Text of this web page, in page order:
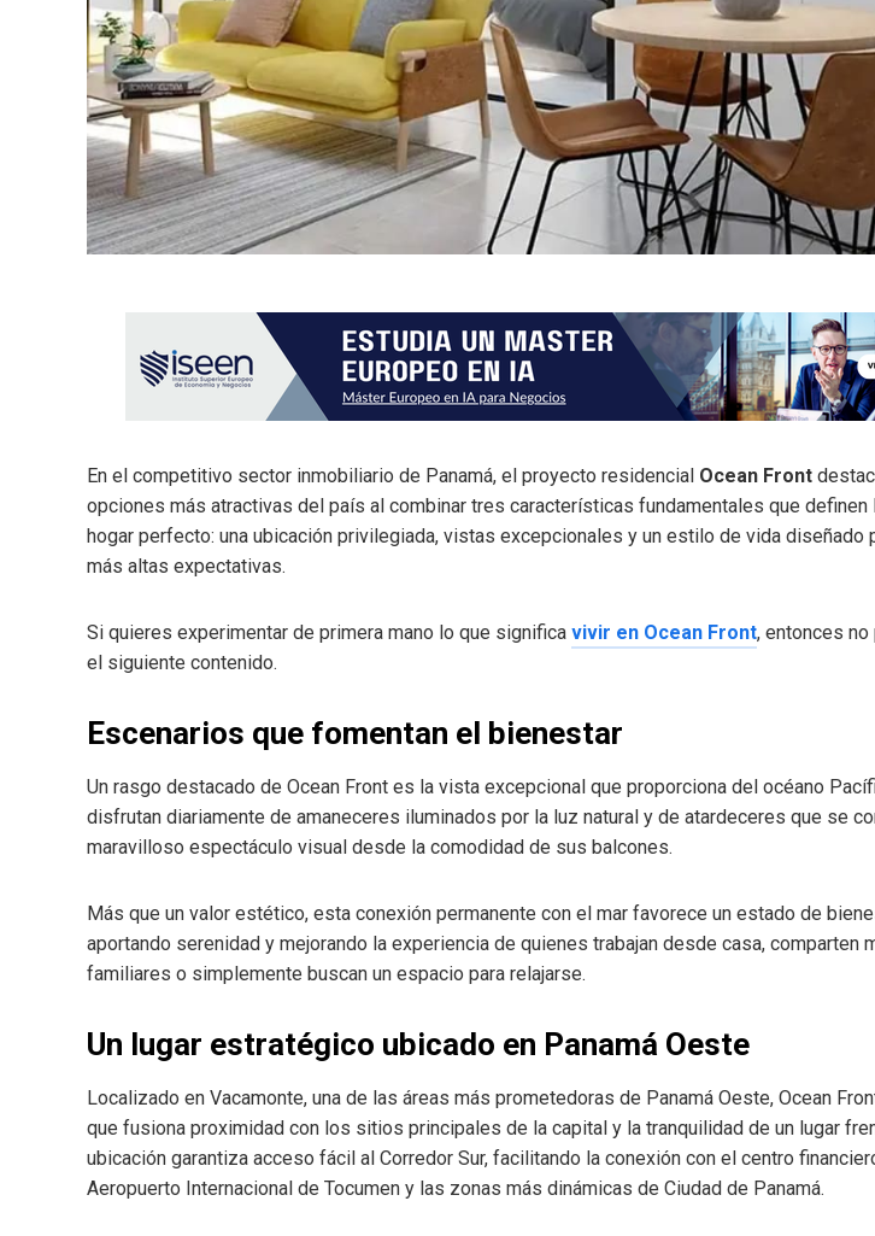
En el competitivo sector inmobiliario de Panamá, el proyecto residencial Ocean Front
opciones más atractivas del país al combinar tres características fundamentales que definen
hogar perfecto: una ubicación privilegiada, vistas excepcionales y un estilo de vida diseñado
más altas expectativas.
Si quieres experimentar de primera mano lo que significa vivir en Ocean Front, entonces
el siguiente contenido.
Escenarios que fomentan el bienestar
Un rasgo destacado de Ocean Front es la vista excepcional que proporciona del océano
disfrutan diariamente de amaneceres iluminados por la luz natural y de atardeceres que se
maravilloso espectáculo visual desde la comodidad de sus balcones.
Más que un valor estético, esta conexión permanente con el mar favorece un estado de
aportando serenidad y mejorando la experiencia de quienes trabajan desde casa, comparten
familiares o simplemente buscan un espacio para relajarse.
Un lugar estratégico ubicado en Panamá Oeste
Localizado en Vacamonte, una de las áreas más prometedoras de Panamá Oeste, Ocean
que fusiona proximidad con los sitios principales de la capital y la tranquilidad de un lugar
ubicación garantiza acceso fácil al Corredor Sur, facilitando la conexión con el centro
Aeropuerto Internacional de Tocumen y las zonas más dinámicas de Ciudad de Panamá.